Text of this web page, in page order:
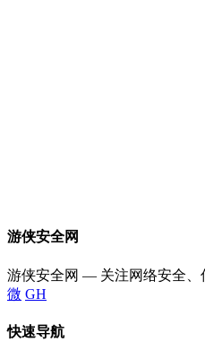
游侠安全网
游侠安全网 — 关注网络安全、
微 GH
快速导航